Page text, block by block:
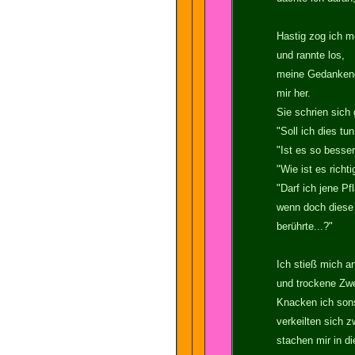
Hastig zog ich
und rannte los,
meine
mir her.
Sie schrien sich
"Soll ich dies
"Ist es so
"Wie ist es
"Darf ich jene
wenn doch
berührte...?"
Ich stieß mich
und trockene
Knacken ich
verkeilten sich
stachen mir in